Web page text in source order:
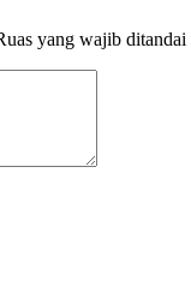
yang wajib ditandai